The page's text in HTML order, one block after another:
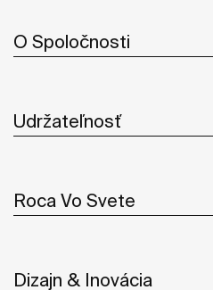
O Spoločnosti
Udržateľnosť
Roca Vo Svete
Dizajn & Inovácia